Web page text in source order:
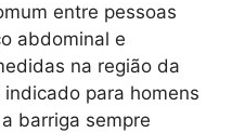
entre pessoas
abdominal e
na região da
para homens
barriga sempre